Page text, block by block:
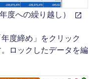
度への繰り越し）
度締め」をクリック
ロックしたデータを編